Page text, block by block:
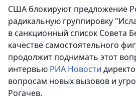
США блокируют предложение
радикальную группировку
в санкционный список Совета
качестве самостоятельного
продолжит поднимать этот
интервью РИА Новости
вопросам новых вызовов и
Рогачев.